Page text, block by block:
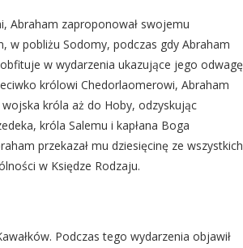
Abraham zaproponował swojemu
w pobliżu Sodomy, podczas gdy Abraham
w wydarzenia ukazujące jego odwagę
królowi Chedorlaomerowi, Abraham
wojska króla aż do Hoby, odzyskując
króla Salemu i kapłana Boga
przekazał mu dziesięcinę ze wszystkich
w Księdze Rodzaju.
Podczas tego wydarzenia objawił